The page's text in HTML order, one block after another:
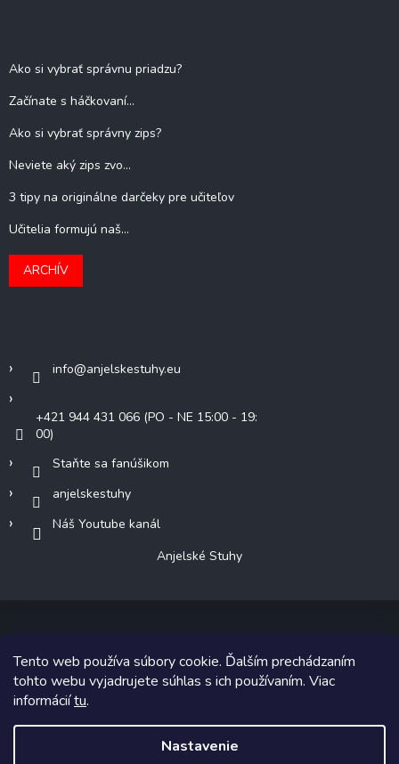
Tento web používa súbory cookie. Ďalším prechádzaním
tohto webu vyjadrujete súhlas s ich používaním. Viac
informáciítu.
Nastavenie
Ako si vybrať správnu priadzu?
Začínate s háčkovaní...
Ako si vybrať správny zips?
Neviete aký zips zvo...
3 tipy na originálne darčeky pre učiteľov
Učitelia formujú naš...
ARCHÍV
info@anjelskestuhy.eu
+421 944 431 066 (PO - NE 15:00 - 19:
00)
Staňte sa fanúšikom
anjelskestuhy
Náš Youtube kanál
Anjelské Stuhy
Copyright 2026Anjelské Stuhy. Všetky práva vyhradené.
Grafický návrh vytvoril a na Shoptet implementoval
Shoptetak.cz.